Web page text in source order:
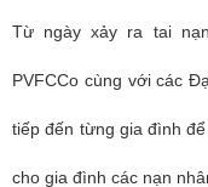
Từ ngày xảy ra tai
PVFCCo cùng với các
tiếp đến từng gia đình
cho gia đình các nạn